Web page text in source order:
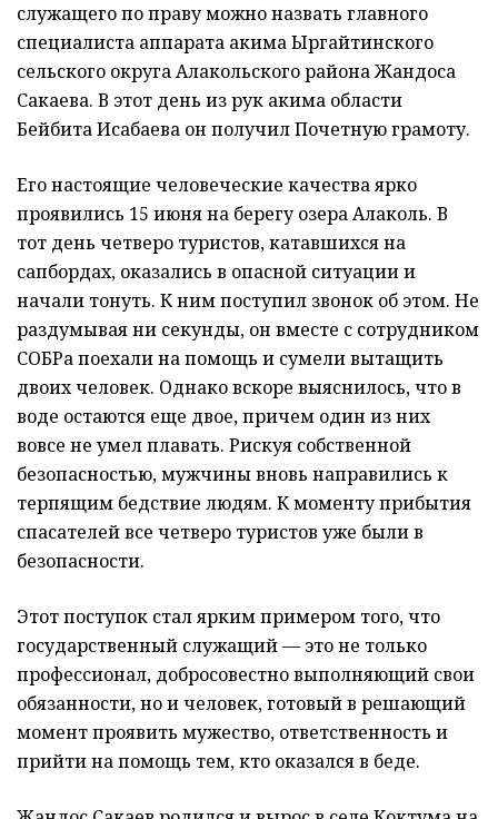
служащего по праву можно назвать главного
специалиста аппарата акима Ыргайтинского
сельского округа Алакольского района Жандоса
Сакаева. В этот день из рук акима области
Бейбита Исабаева он получил Почетную грамоту.
Его настоящие человеческие качества ярко
проявились 15 июня на берегу озера Алаколь. В
тот день четверо туристов, катавшихся на
сапбордах, оказались в опасной ситуации и
начали тонуть. К ним поступил звонок об этом. Не
раздумывая ни секунды, он вместе с сотрудником
СОБРа поехали на помощь и сумели вытащить
двоих человек. Однако вскоре выяснилось, что в
воде остаются еще двое, причем один из них
вовсе не умел плавать. Рискуя собственной
безопасностью, мужчины вновь направились к
терпящим бедствие людям. К моменту прибытия
спасателей все четверо туристов уже были в
безопасности.
Этот поступок стал ярким примером того, что
государственный служащий — это не только
профессионал, добросовестно выполняющий свои
обязанности, но и человек, готовый в решающий
момент проявить мужество, ответственность и
прийти на помощь тем, кто оказался в беде.